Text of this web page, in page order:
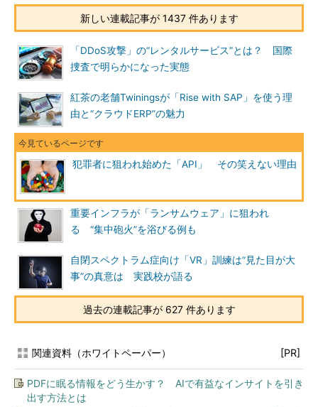
新しい連載記事が 1437 件あります
「DDoS攻撃」の“レンタルサービス”とは？ 国際
捜査で明らかになった実態
紅茶の老舗Twiningsが「Rise with SAP」を使う理
由と“クラウドERP”の魅力
犯罪者に狙われ始めた「API」 その笑えない理由
重要インフラが「ランサムウェア」に狙われ
る “集中砲火”を浴びる例も
自閉スペクトラム症向け「VR」訓練は“見た目が大
事”の真意は 実践校が語る
過去の連載記事が 627 件あります
関連資料（ホワイトペーパー） [PR]
PDFに眠る情報をどう生かす？ AIで有益なインサイトを引き
出す方法とは